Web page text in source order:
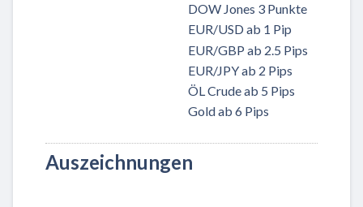
DOW Jones 3 Punkte
EUR/USD ab 1 Pip
EUR/GBP ab 2.5 Pips
EUR/JPY ab 2 Pips
ÖL Crude ab 5 Pips
Gold ab 6 Pips
Auszeichnungen